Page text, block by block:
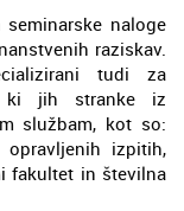
naloge
raziskav.
tudi za
ki jih stranke iz
službam, kot so:
izpitih,
fakultet in številna